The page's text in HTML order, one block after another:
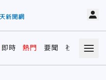
即時 熱門 要聞 社會 娛樂